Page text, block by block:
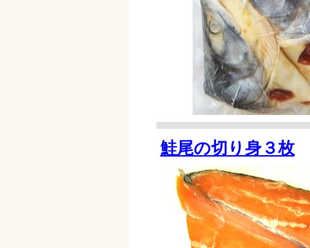
鮭尾の切り身３枚